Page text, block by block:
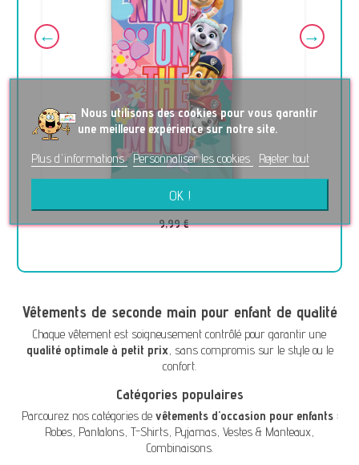
9,99 €
Vêtements de seconde main pour enfant de qualité
Chaque vêtement est soigneusement contrôlé pour garantir une
qualité optimale à petit prix, sans compromis sur le style ou le
confort.
Catégories populaires
Parcourez nos catégories de vêtements d'occasion pour enfants:
Robes, Pantalons, T-Shirts, Pyjamas, Vestes & Manteaux,
Combinaisons.
Nous utilisons des cookies pour vous garantir
une meilleure expérience sur notre site.
Plus d'informations Personnaliser les cookies Rejeter tout
OK !